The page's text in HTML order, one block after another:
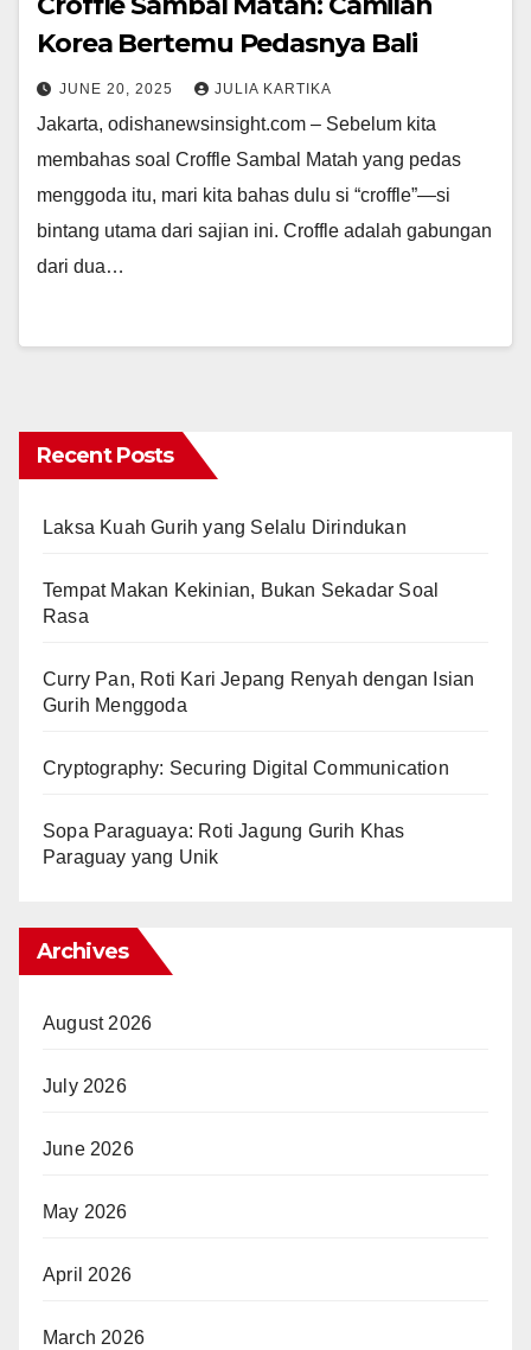
Korea Bertemu Pedasnya Bali
JUNE 20, 2025 JULIA KARTIKA
Jakarta, odishanewsinsight.com – Sebelum kita
membahas soal Croffle Sambal Matah yang pedas
menggoda itu, mari kita bahas dulu si “croffle”—si
bintang utama dari sajian ini. Croffle adalah gabungan
dari dua…
Recent Posts
Laksa Kuah Gurih yang Selalu Dirindukan
Tempat Makan Kekinian, Bukan Sekadar Soal
Rasa
Curry Pan, Roti Kari Jepang Renyah dengan Isian
Gurih Menggoda
Cryptography: Securing Digital Communication
Sopa Paraguaya: Roti Jagung Gurih Khas
Paraguay yang Unik
Archives
August 2026
July 2026
June 2026
May 2026
April 2026
March 2026